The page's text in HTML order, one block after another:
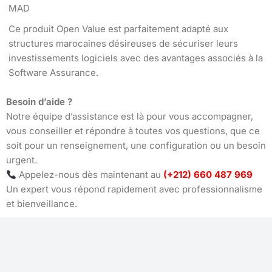
MAD
Ce produit Open Value est parfaitement adapté aux
structures marocaines désireuses de sécuriser leurs
investissements logiciels avec des avantages associés à la
Software Assurance.
Besoin d’aide ?
Notre équipe d’assistance est là pour vous accompagner,
vous conseiller et répondre à toutes vos questions, que ce
soit pour un renseignement, une configuration ou un besoin
urgent.
Appelez-nous dès maintenant au (+212) 660 487 969
Un expert vous répond rapidement avec professionnalisme
et bienveillance.